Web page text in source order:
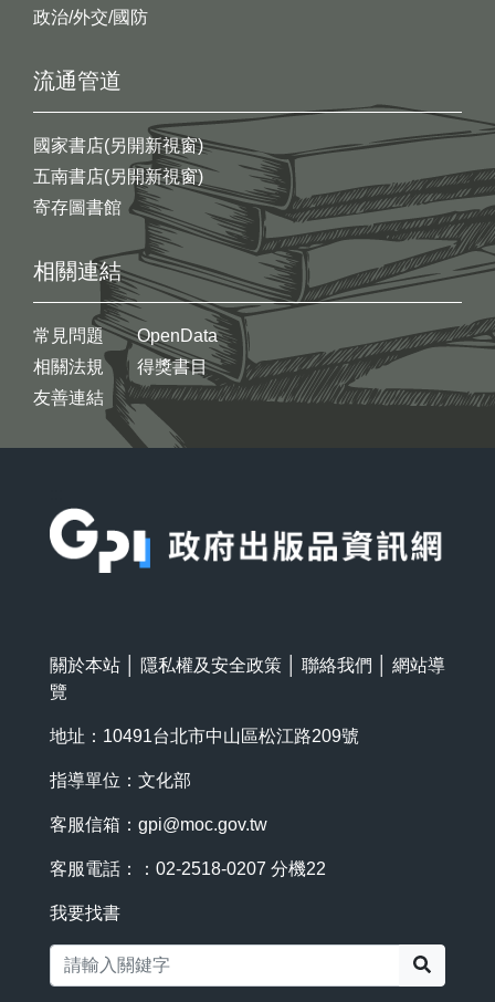
政治/外交/國防
流通管道
國家書店(另開新視窗)
五南書店(另開新視窗)
寄存圖書館
相關連結
常見問題
相關法規
友善連結
OpenData
得獎書目
關於本站 隱私權及安全政策 聯絡我們
網站導
覽
地址：10491台北市中山區松江路209號
指導單位：文化部
客服信箱： gpi@moc.gov.tw
客服電話：：02-2518-0207 分機22
我要找書